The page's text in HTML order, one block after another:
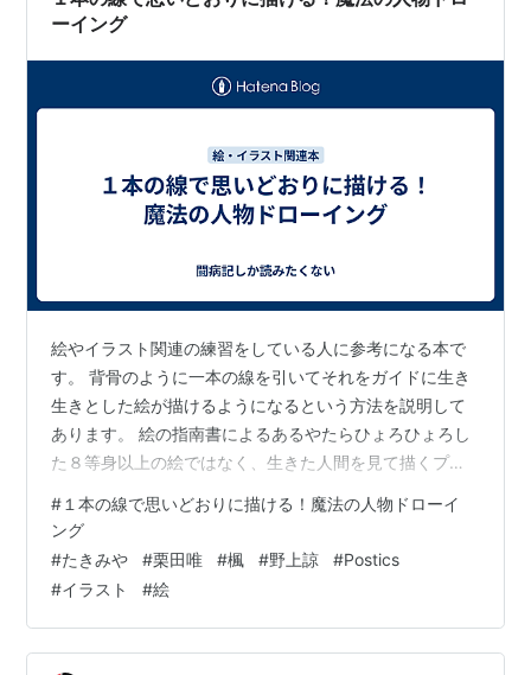
ーイング
絵やイラスト関連の練習をしている人に参考になる本で
す。 背骨のように一本の線を引いてそれをガイドに生き
生きとした絵が描けるようになるという方法を説明して
あります。 絵の指南書によるあるやたらひょろひょろし
た８等身以上の絵ではなく、生きた人間を見て描くプロ
女なのでポイント高いです。 ---------- １本の線で思い
どおりに描ける！魔法の人物ドローイング へのアマゾン
リンクはこちら。 https://amzn.to/4fsvzwC ----------
１本の線で思いどおりに描ける！魔法の人物ドローイン
グ 著者 たきみや 特別協力 栗田唯 イラ…
# １本の線で思いどおりに描ける！魔法の人物ドローイ
ング
#たきみや #栗田唯 #楓 #野上諒 #Postics
#イラスト #絵